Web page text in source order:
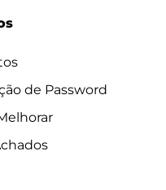
de Password